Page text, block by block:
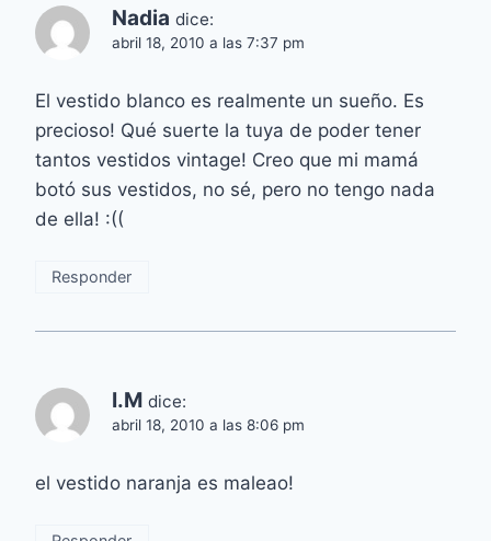
Nadia dice:
abril 18, 2010 a las 7:37 pm
El vestido blanco es realmente un sueño. Es
precioso! Qué suerte la tuya de poder tener
tantos vestidos vintage! Creo que mi mamá
botó sus vestidos, no sé, pero no tengo nada
de ella! :((
Responder
I.M dice:
abril 18, 2010 a las 8:06 pm
el vestido naranja es maleao!